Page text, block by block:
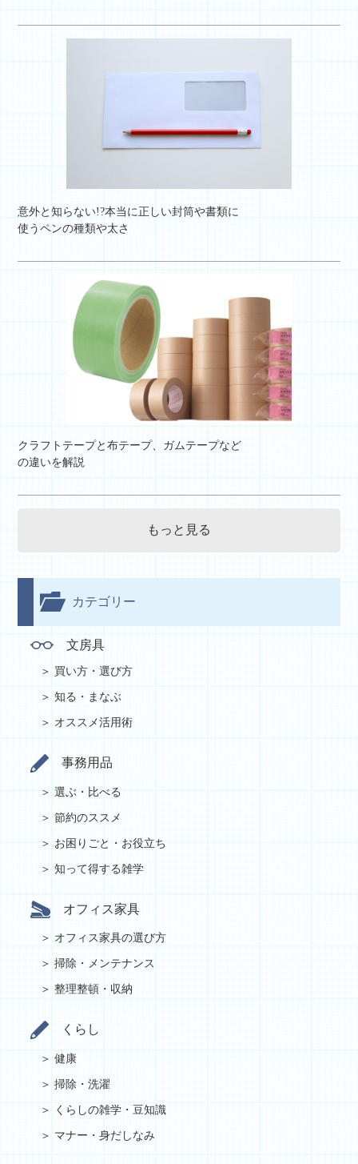
意外と知らない!?本当に正しい封筒や書類に
使うペンの種類や太さ
クラフトテープと布テープ、ガムテープなど
の違いを解説
もっと見る
カテゴリー
文房具
買い方・選び方
知る・まなぶ
オススメ活用術
事務用品
選ぶ・比べる
節約のススメ
お困りごと・お役立ち
知って得する雑学
オフィス家具
オフィス家具の選び方
掃除・メンテナンス
整理整頓・収納
くらし
健康
掃除・洗濯
くらしの雑学・豆知識
マナー・身だしなみ